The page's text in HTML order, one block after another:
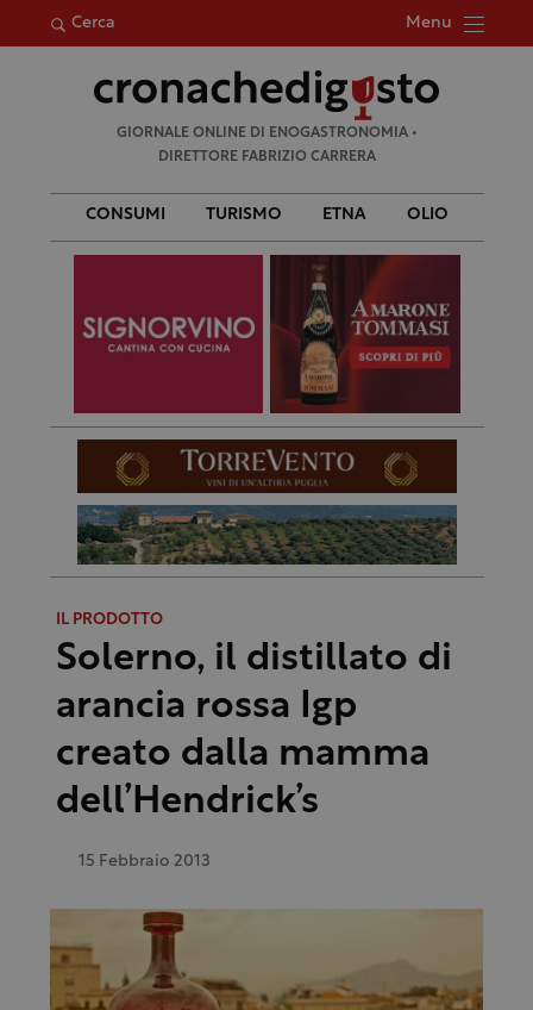
Cerca Menu
per:
GIORNALE ONLINE DI ENOGASTRONOMIA •
DIRETTORE FABRIZIO CARRERA
CONSUMI TURISMO ETNA OLIO
IL PRODOTTO
Solerno, il distillato di
arancia rossa Igp
creato dalla mamma
dell’Hendrick’s
15 Febbraio 2013